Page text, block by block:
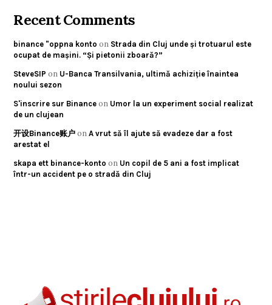
Recent Comments
binance "oppna konto on Strada din Cluj unde și trotuarul este
ocupat de mașini. “Și pietonii zboară?”
SteveSIP on U-Banca Transilvania, ultimă achiziție înaintea
noului sezon
S'inscrire sur Binance on Umor la un experiment social realizat
de un clujean
开设Binance账户 onA vrut să îl ajute să evadeze dar a fost
arestat el
skapa ett binance-konto on Un copil de 5 ani a fost implicat
într-un accident pe o stradă din Cluj